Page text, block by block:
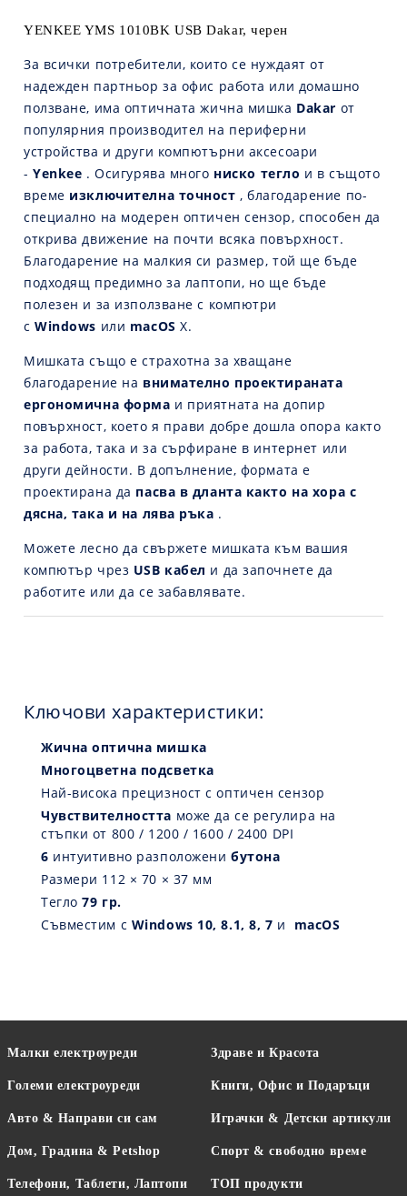
YENKEE YMS 1010BK USB Dakar, черен
За всички потребители, които се нуждаят от
надежден партньор за офис работа или домашно
ползване, има оптичната жична мишка Dakar от
популярния производител на периферни
устройства и други компютърни аксесоари
-Yenkee . Осигурява много ниско тегло и в същото
време изключителна точност , благодарение по-
специално на модерен оптичен сензор, способен да
открива движение на почти всяка повърхност.
Благодарение на малкия си размер, той ще бъде
подходящ предимно за лаптопи, но ще бъде
полезен и за използване с компютри
сWindows или macOS X.
Мишката също е страхотна за хващане
благодарение на внимателно проектираната
ергономична форма и приятната на допир
повърхност, което я прави добре дошла опора както
за работа, така и за сърфиране в интернет или
други дейности. В допълнение, формата е
проектирана да пасва в дланта както на хора с
дясна, така и на лява ръка .
Можете лесно да свържете мишката към вашия
компютър чрез USB кабел и да започнете да
работите или да се забавлявате.
Ключови характеристики:
Жична оптична мишка
Многоцветна подсветка
Най-висока прецизност с оптичен сензор
Чувствителността може да се регулира на
стъпки от 800 / 1200 / 1600 / 2400 DPI
6 интуитивно разположенибутона
Размери 112 × 70 × 37 мм
Тегло79 гр.
Съвместим с Windows 10, 8.1, 8, 7 и macOS
Малки електроуреди
Големи електроуреди
Авто & Направи си сам
Дом, Градина & Petshop
Телефони, Таблети, Лаптопи
Здраве и Красота
Книги, Офис и Подаръци
Играчки & Детски артикули
Спорт & свободно време
ТОП продукти